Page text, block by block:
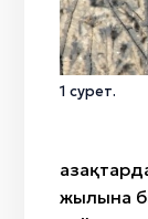
1 сурет.
жылына